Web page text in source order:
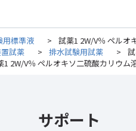
用標準液 >
試薬1 2W/V％ ペルオ
試薬 > 排水試験用試薬 >
1 2W/V％ ペルオキソ二硫酸カリウム
サポート